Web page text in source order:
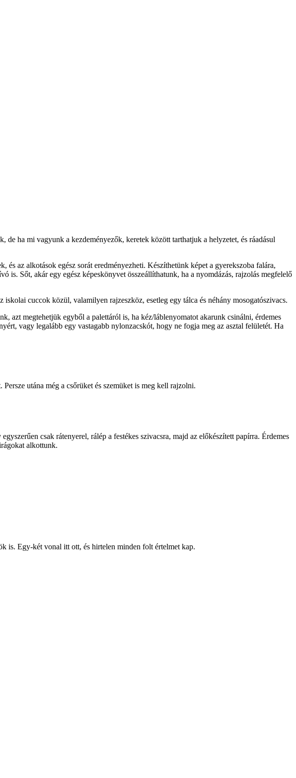
ha mi vagyunk a kezdeményezők, keretek között tarthatjuk a helyzetet, és ráadásul
az alkotások egész sorát eredményezheti. Készíthetünk képet a gyerekszoba falára,
Sőt, akár egy egész képeskönyvet összeállíthatunk, ha a nyomdázás, rajzolás megfelelő
cuccok közül, valamilyen rajzeszköz, esetleg egy tálca és néhány mosogatószivacs.
azt megtehetjük egyből a palettáról is, ha kéz/láblenyomatot akarunk csinálni, érdemes
vagy legalább egy vastagabb nylonzacskót, hogy ne fogja meg az asztal felületét. Ha
utána még a csőrüket és szemüket is meg kell rajzolni.
csak rátenyerel, rálép a festékes szivacsra, majd az előkészített papírra. Érdemes
alkottunk.
is. Egy-két vonal itt ott, és hirtelen minden folt értelmet kap.